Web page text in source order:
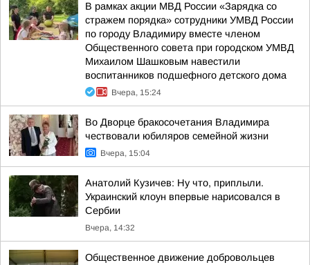
В рамках акции МВД России «Зарядка со
стражем порядка» сотрудники УМВД России
по городу Владимиру вместе членом
Общественного совета при городском УМВД
Михаилом Шашковым навестили
воспитанников подшефного детского дома
Вчера, 15:24
Во Дворце бракосочетания Владимира
чествовали юбиляров семейной жизни
Вчера, 15:04
Анатолий Кузичев: Ну что, приплыли.
Украинский клоун впервые нарисовался в
Сербии
Вчера, 14:32
Общественное движение добровольцев